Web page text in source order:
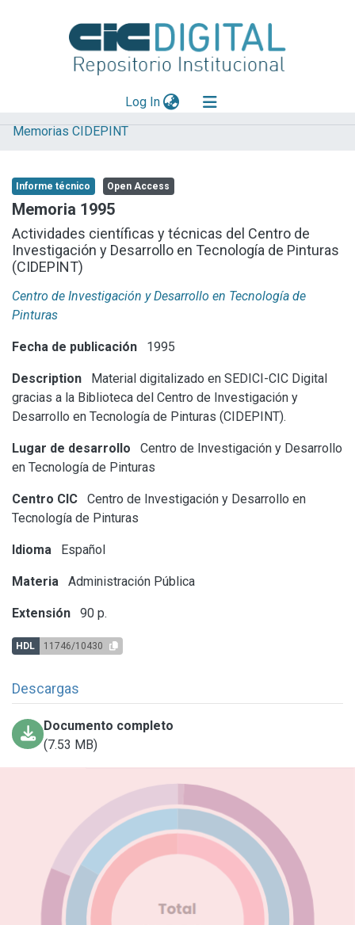
Log In(current)
Explorar
Aportar material
Statistics
Memorias CIDEPINT
Informe técnico Open Access
Memoria 1995
Actividades científicas y técnicas del Centro de
Investigación y Desarrollo en Tecnología de Pinturas
(CIDEPINT)
Centro de Investigación y Desarrollo en Tecnología de
Pinturas
Fecha de publicación 1995
Description
Material digitalizado en SEDICI-CIC Digital
gracias a la Biblioteca del Centro de Investigación y
Desarrollo en Tecnología de Pinturas (CIDEPINT).
Lugar de desarrollo
Centro de Investigación y Desarrollo
en Tecnología de Pinturas
Centro CIC
Centro de Investigación y Desarrollo en
Tecnología de Pinturas
Idioma Español
Materia Administración Pública
Extensión 90 p.
HDL 11746/10430
Descargas
Documento completo
(7.53 MB)